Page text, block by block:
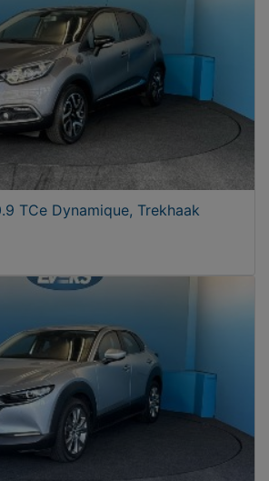
TCe Dynamique, Trekhaak